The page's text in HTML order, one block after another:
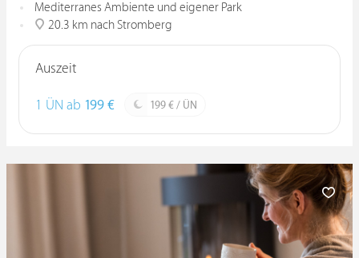
Mediterranes Ambiente und eigener Park
20.3 km nach Stromberg
Auszeit
1 ÜN ab 199 € 199 € / ÜN